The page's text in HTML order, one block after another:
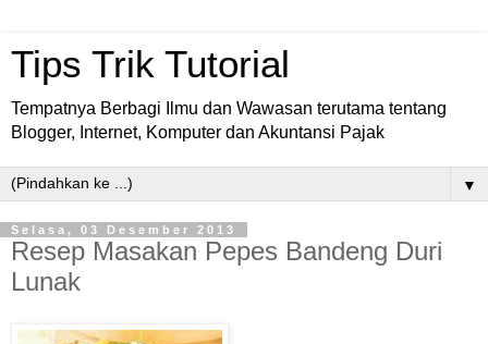
Tips Trik Tutorial
Tempatnya Berbagi Ilmu dan Wawasan terutama tentang
Blogger, Internet, Komputer dan Akuntansi Pajak
▼
Selasa, 03 Desember 2013
Resep Masakan Pepes Bandeng Duri
Lunak